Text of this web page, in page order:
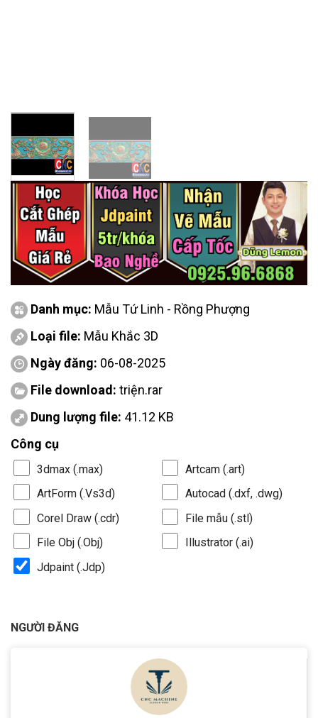
Danh mục: Mẫu Tứ Linh - Rồng Phượng
Loại file: Mẫu Khắc 3D
Ngày đăng: 06-08-2025
File download: triện.rar
Dung lượng file: 41.12 KB
Công cụ
3dmax (.max)
Artcam (.art)
ArtForm (.Vs3d)
Autocad (.dxf, .dwg)
Corel Draw (.cdr)
File mẫu (.stl)
File Obj (.Obj)
Illustrator (.ai)
Jdpaint (.Jdp)
NGƯỜI ĐĂNG